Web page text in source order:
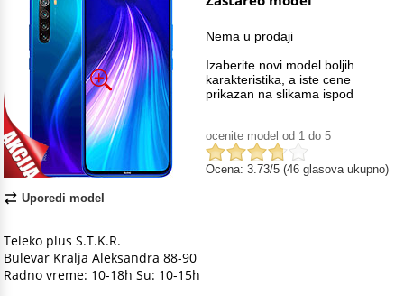
Uporedi model
Nema u prodaji
Izaberite novi model boljih
karakteristika, a iste cene
prikazan na slikama ispod
ocenite model od 1 do 5
Ocena: 3.73/5 (46 glasova ukupno)
Teleko plus S.T.K.R.
Bulevar Kralja Aleksandra 88-90
Radno vreme: 10-18h Su: 10-15h